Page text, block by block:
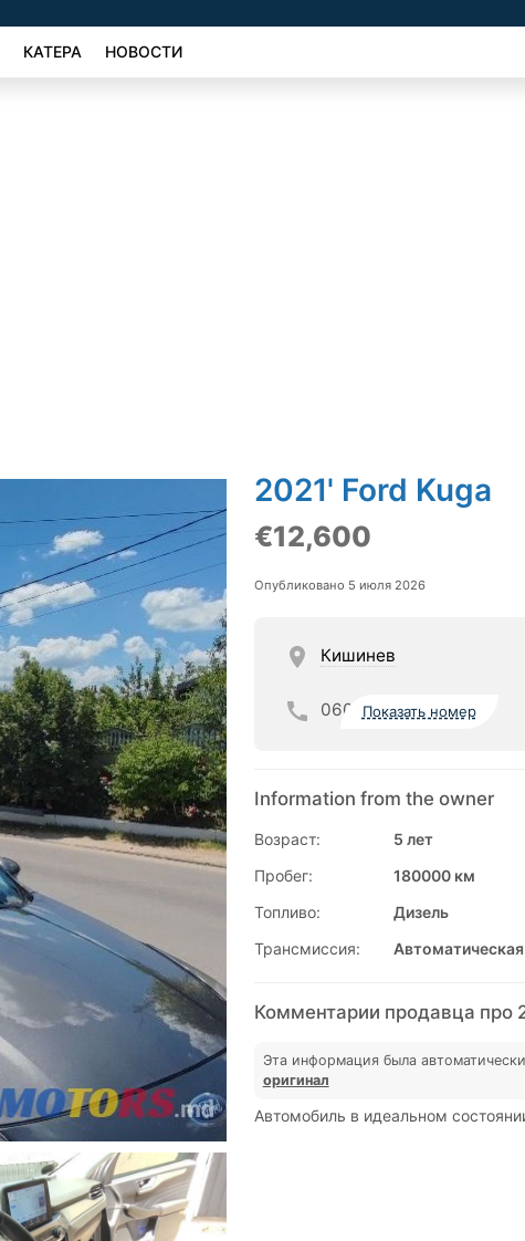
КАТЕРА НОВОСТИ
2021' Ford Kuga
€12,600
Опубликовано 5 июля 2026
Кишинев
060 Показать номер
Information from the owner
Возраст:
5 лет
Пробег:
180000 км
Топливо:
Дизель
Трансмиссия:
Автоматическая
Комментарии продавца про
Эта информация была
оригинал
Автомобиль в идеальном